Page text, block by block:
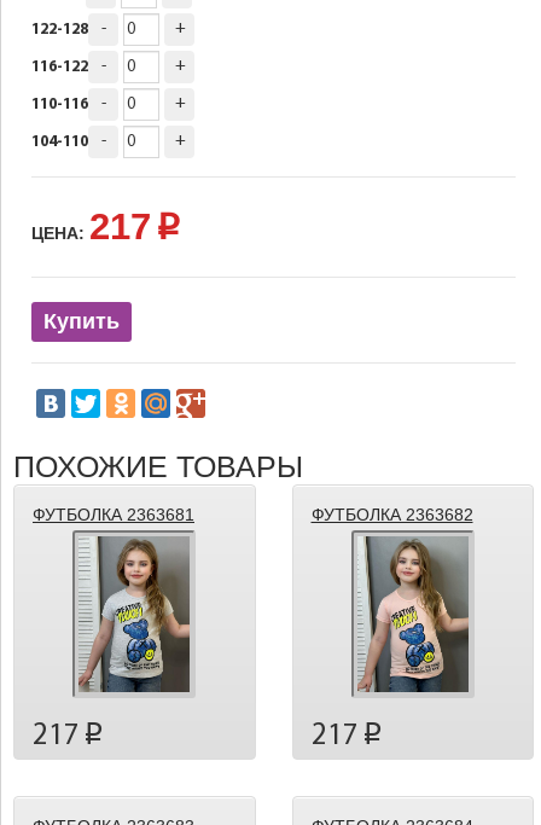
122-128 - +
116-122 - +
110-116 - +
104-110 - +
ЦЕНА: 217 p
Купить
ПОХОЖИЕ ТОВАРЫ
ФУТБОЛКА 2363681
217 p
ФУТБОЛКА 2363682
217 p